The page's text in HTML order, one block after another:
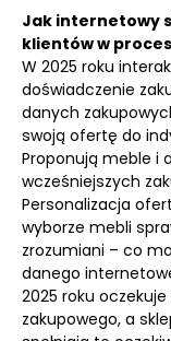
Jak internetowy
klientów w
W 2025 roku
doświadczenie
danych
swoją ofertę do
Proponują meble i
wcześniejszych
Personalizacja
wyborze mebli
zrozumiani – co
danego
2025 roku
zakupowego, a